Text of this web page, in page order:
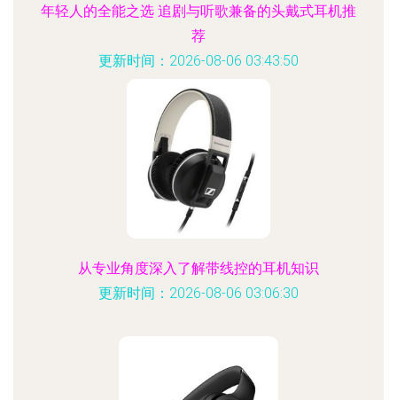
年轻人的全能之选 追剧与听歌兼备的头戴式耳机推
荐
更新时间：2026-08-06 03:43:50
从专业角度深入了解带线控的耳机知识
更新时间：2026-08-06 03:06:30